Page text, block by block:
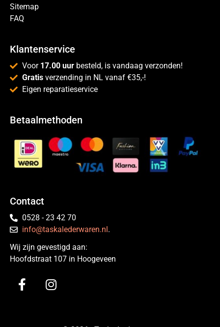
Sitemap
FAQ
Klantenservice
Voor 17.00 uur besteld, is vandaag verzonden!
Gratis verzending in NL vanaf €35,-!
Eigen reparatieservice
Betaalmethoden
Contact
0528 - 23 42 70
info@taskalederwaren.nl.
Wij zijn gevestigd aan:
Hoofdstraat 107 in Hoogeveen